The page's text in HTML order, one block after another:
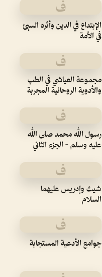
ف
الإبتداع في الدين وأثره السيئ
في الأمة
ف
مجموعة العياشي في الطب
والأدوية الروحانية المجربة
ف
رسول الله محمد صلى الله
عليه وسلم - الجزء الثاني
ف
شيث وإدريس عليهما
السلام
ف
جوامع الأدعية المستجابة